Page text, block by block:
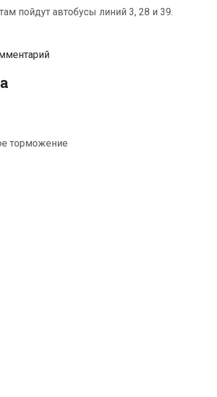
пойдут автобусы линий 3, 28 и 39.
торможение